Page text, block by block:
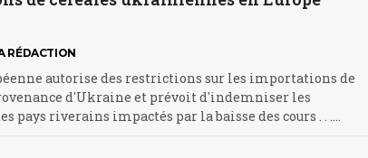
RÉDACTION
autorise des restrictions sur les importations de
d'Ukraine et prévoit d'indemniser les
pays riverains impactés par la baisse des cours . . .…